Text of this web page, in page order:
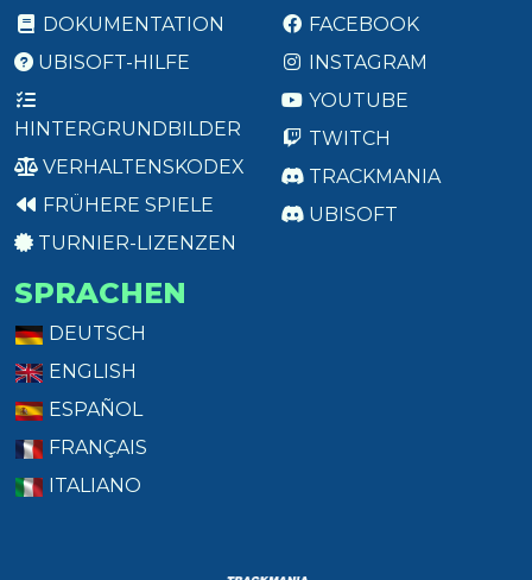
DOKUMENTATION
UBISOFT-HILFE
HINTERGRUNDBILDER
VERHALTENSKODEX
FRÜHERE SPIELE
TURNIER-LIZENZEN
FACEBOOK
INSTAGRAM
YOUTUBE
TWITCH
TRACKMANIA
UBISOFT
SPRACHEN
DEUTSCH
ENGLISH
ESPAÑOL
FRANÇAIS
ITALIANO